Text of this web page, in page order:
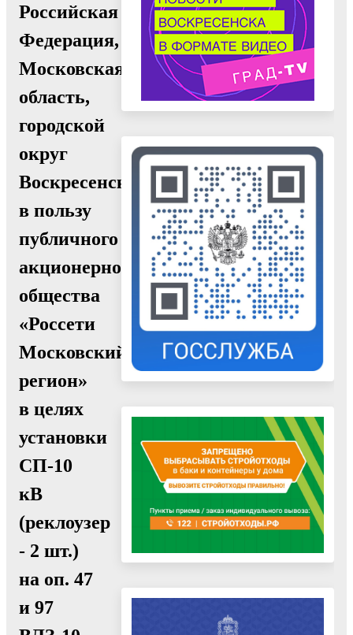
Российская
Федерация,
Московская
область,
городской
округ
Воскресенск,
в пользу
публичного
акционерного
общества
«Россети
Московский
регион»
в целях
установки
СП-10
кВ
(реклоузер
- 2 шт.)
на оп. 47
и 97